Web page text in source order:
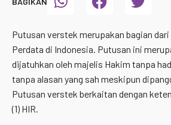
Putusan verstek merupakan bagian dari
Perdata di Indonesia. Putusan ini
dijatuhkan oleh majelis Hakim tanpa
tanpa alasan yang sah meskipun
Putusan verstek berkaitan dengan
(1) HIR.